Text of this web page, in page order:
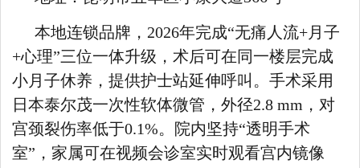
本地连锁品牌，2026年完成“无痛人流+月子
+心理”三位一体升级，术后可在同一楼层完成
小月子休养，提供护士站延伸呼叫。手术采用
日本泰尔茂一次性软体微管，外径2.8 mm，对
宫颈裂伤率低于0.1%。院内坚持“透明手术
室”，家属可在视频会诊室实时观看宫内镜像